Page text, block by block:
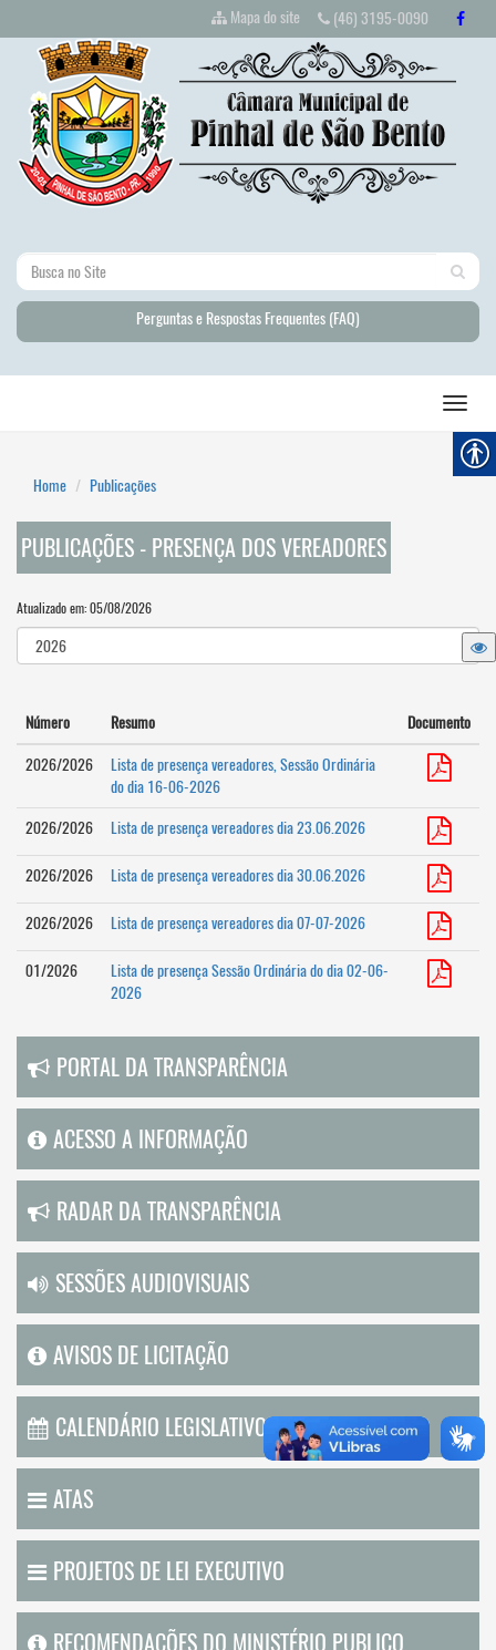
Mapa do site (46) 3195-0090
Perguntas e Respostas Frequentes (FAQ)
Home Publicações
PUBLICAÇÕES - PRESENÇA DOS VEREADORES
Atualizado em: 05/08/2026
Número Resumo
Documento
2026/2026
Lista de presença vereadores, Sessão Ordinária
do dia 16-06-2026
2026/2026
Lista de presença vereadores dia 23.06.2026
2026/2026 Lista de presença vereadores dia 30.06.2026
2026/2026 Lista de presença vereadores dia 07-07-2026
01/2026
Lista de presença Sessão Ordinária do dia 02-06-
2026
PORTAL DA TRANSPARÊNCIA
ACESSO A INFORMAÇÃO
RADAR DA TRANSPARÊNCIA
SESSÕES AUDIOVISUAIS
AVISOS DE LICITAÇÃO
CALENDÁRIO LEGISLATIVO
ATAS
PROJETOS DE LEI EXECUTIVO
RECOMENDAÇÕES DO MINISTÉRIO PUBLICO